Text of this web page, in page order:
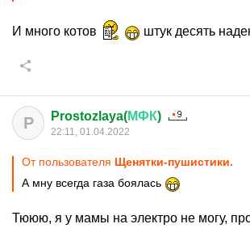
И много котов штук десять
P Prostozlaya(МФК)
22:11, 01.04.2022
От пользователя Щенятки-пушистики.
А мну всегда газа боялась
Тююю, я у мамы на электро не могу,